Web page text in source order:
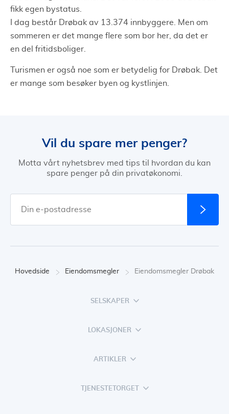
fikk egen bystatus.
I dag består Drøbak av 13.374 innbyggere. Men om
sommeren er det mange flere som bor her, da det er
en del fritidsboliger.
Turismen er også noe som er betydelig for Drøbak. Det
er mange som besøker byen og kystlinjen.
Vil du spare mer penger?
Motta vårt nyhetsbrev med tips til hvordan du kan
spare penger på din privatøkonomi.
Hovedside Eiendomsmegler Eiendomsmegler Drøbak
SELSKAPER
LOKASJONER
ARTIKLER
TJENESTETORGET